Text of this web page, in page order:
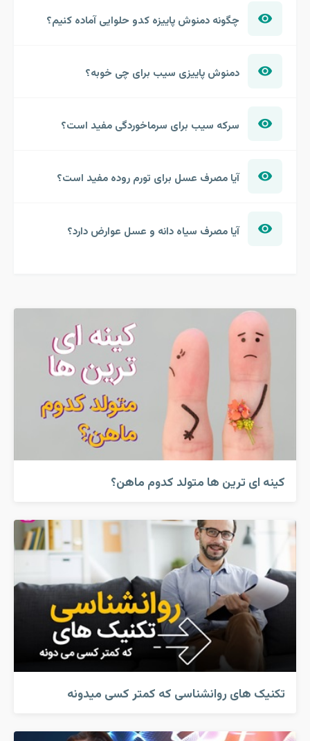
چگونه دمنوش پاییزه کدو حلوایی آماده کنیم؟
دمنوش پاییزی سیب برای چی خوبه؟
سرکه سیب برای سرماخوردگی مفید است؟
آیا مصرف عسل برای تورم روده مفید است؟
آیا مصرف سیاه دانه و عسل عوارض دارد؟
کینه ای ترین ها متولد کدوم ماهن؟
تکنیک های روانشناسی که کمتر کسی میدونه